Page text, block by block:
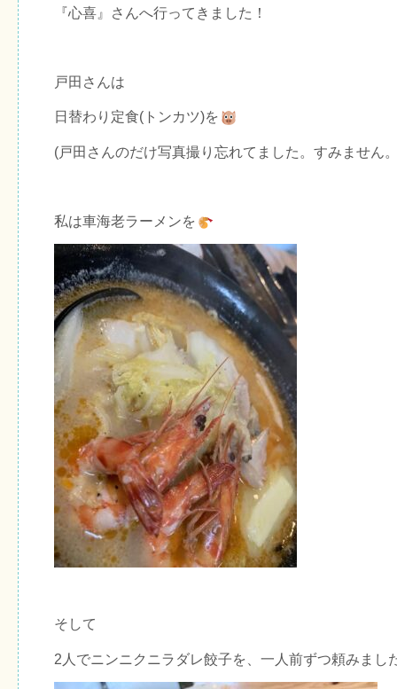
『心喜』さんへ行ってきました！
戸田さんは
日替わり定食(トンカツ)を
(戸田さんのだけ写真撮り忘れてました。すみません
私は車海老ラーメンを
そして
2人でニンニクニラダレ餃子を、一人前ずつ頼みまし